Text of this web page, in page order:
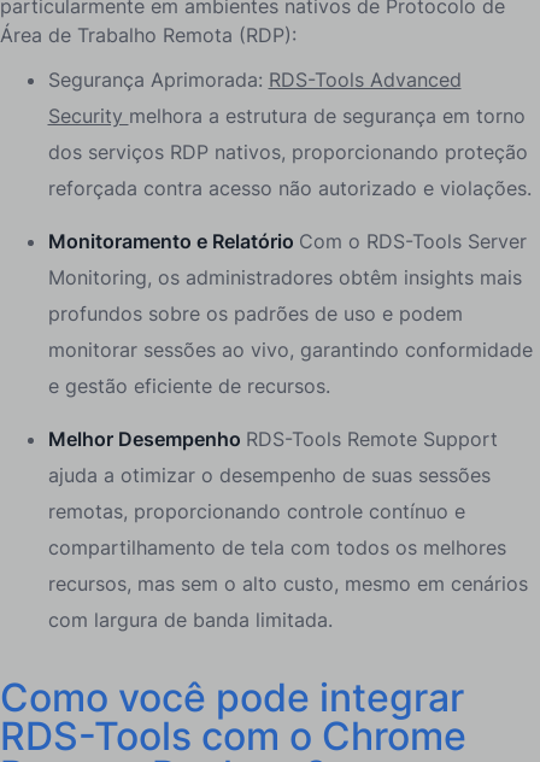
particularmente em ambientes nativos de Protocolo de
Área de Trabalho Remota (RDP):
Segurança Aprimorada: RDS-Tools Advanced
Security melhora a estrutura de segurança em torno
dos serviços RDP nativos, proporcionando proteção
reforçada contra acesso não autorizado e violações.
Monitoramento e Relatório Com o RDS-Tools Server
Monitoring, os administradores obtêm insights mais
profundos sobre os padrões de uso e podem
monitorar sessões ao vivo, garantindo conformidade
e gestão eficiente de recursos.
Melhor Desempenho RDS-Tools Remote Support
ajuda a otimizar o desempenho de suas sessões
remotas, proporcionando controle contínuo e
compartilhamento de tela com todos os melhores
recursos, mas sem o alto custo, mesmo em cenários
com largura de banda limitada.
Como você pode integrar
RDS-Tools com o Chrome